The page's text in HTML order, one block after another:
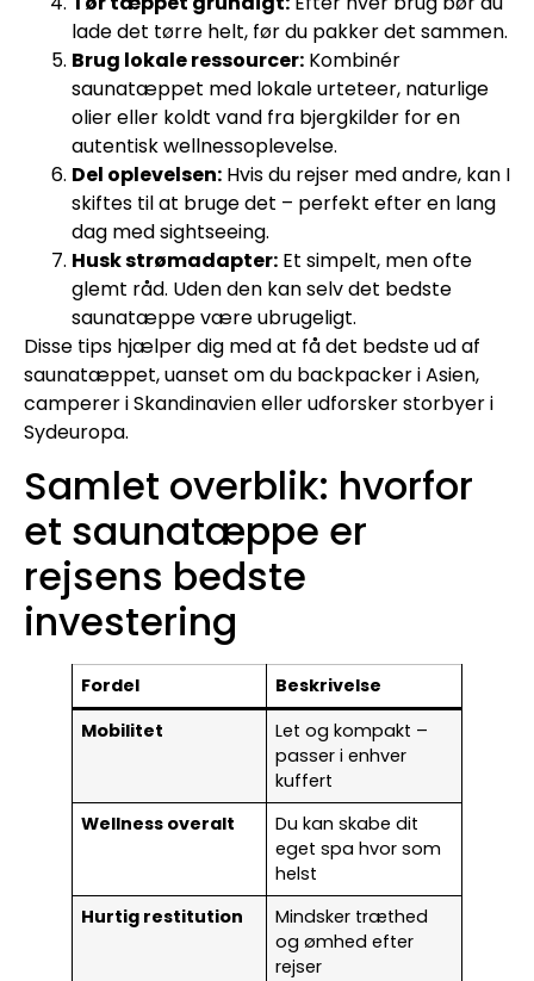
lade det tørre helt, før du pakker det sammen.
Brug lokale ressourcer: Kombinér
saunatæppet med lokale urteteer, naturlige
olier eller koldt vand fra bjergkilder for en
autentisk wellnessoplevelse.
Del oplevelsen: Hvis du rejser med andre, kan I
skiftes til at bruge det – perfekt efter en lang
dag med sightseeing.
Husk strømadapter: Et simpelt, men ofte
glemt råd. Uden den kan selv det bedste
saunatæppe være ubrugeligt.
Disse tips hjælper dig med at få det bedste ud af
saunatæppet, uanset om du backpacker i Asien,
camperer i Skandinavien eller udforsker storbyer i
Sydeuropa.
Samlet overblik: hvorfor
et saunatæppe er
rejsens bedste
investering
Fordel
Beskrivelse
Mobilitet
Let og kompakt –
passer i enhver
kuffert
Wellness overalt
Du kan skabe dit
eget spa hvor som
helst
Hurtig restitution
Mindsker træthed
og ømhed efter
rejser